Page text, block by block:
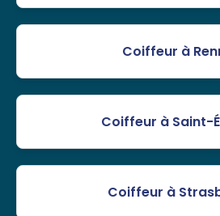
Coiffeur à
Coiffeur à Saint-
Coiffeur à